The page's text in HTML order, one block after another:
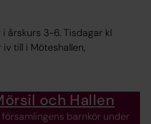
årskurs 3-6. Tisdagar kl
iv till i Möteshallen,
och Hallen
barnkör under